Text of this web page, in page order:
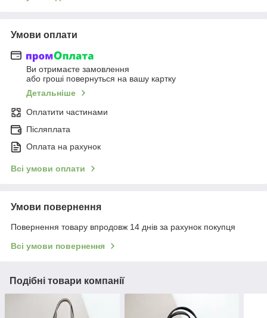
Умови оплати
Ви отримаєте замовлення
або гроші повернуться на вашу картку
Детальніше
Оплатити частинами
Післяплата
Оплата на рахунок
Всі умови оплати
Умови повернення
Повернення товару впродовж 14 днів за рахунок покупця
Всі умови повернення
Подібні товари компанії